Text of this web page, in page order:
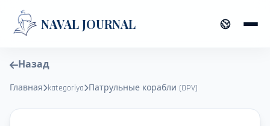
NAVAL JOURNAL
Назад
Главная kategoriya Патрульные корабли (OPV)